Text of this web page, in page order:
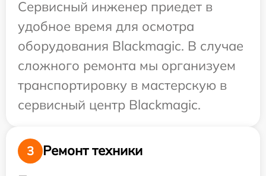
Сервисный инженер приедет в
удобное время для осмотра
оборудования Blackmagic. В случае
сложного ремонта мы организуем
транспортировку в мастерскую в
сервисный центр Blackmagic.
3
Ремонт техники